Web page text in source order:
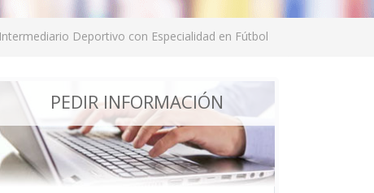
Deportivo con Especialidad en Fútbol
PEDIR INFORMACIÓN